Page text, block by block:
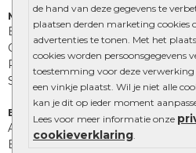
de hand van deze gegevens te
plaatsen derden marketing cookies
advertenties te tonen. Met het
cookies worden persoonsgegevens
toestemming voor deze
een vinkje plaatst. Wil je niet alle
kan je dit op ieder moment
Lees voor meer informatie onze
cookieverklaring.
Muurelementen
Betonbielzen
Opsluitbanden
Palissades
Stapelblokken
Extra benodigdheden
Afwatering en diversen
Beplantings en betonelementen